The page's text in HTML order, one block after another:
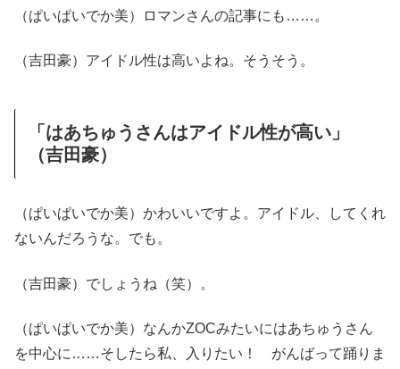
（ぱいぱいでか美）ロマンさんの記事にも……。
（吉田豪）アイドル性は高いよね。そうそう。
「はあちゅうさんはアイドル性が高い」
（吉田豪）
（ぱいぱいでか美）かわいいですよ。アイドル、してくれ
ないんだろうな。でも。
（吉田豪）でしょうね（笑）。
（ぱいぱいでか美）なんかZOCみたいにはあちゅうさん
を中心に……そしたら私、入りたい！ がんばって踊りま